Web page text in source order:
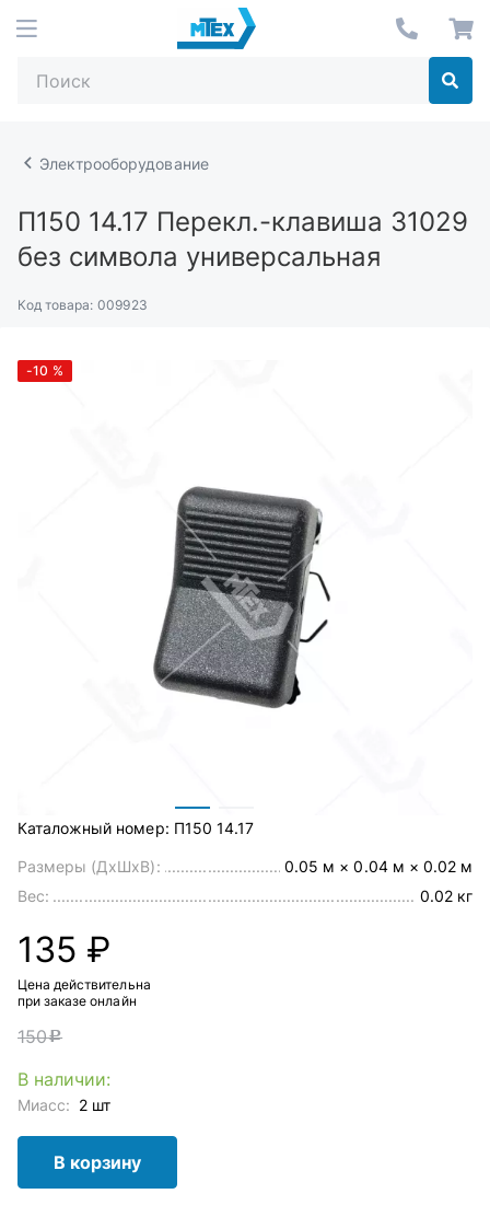
Электрооборудование
П150 14.17 Перекл.-клавиша 31029
без символа универсальная
Код товара: 009923
-10 %
Каталожный номер: П150 14.17
Размеры (ДхШхВ):
0.05 м × 0.04 м × 0.02 м
Вес:
0.02 кг
135 ₽
Цена действительна
при заказе онлайн
150c
В наличии:
Миасс: 2 шт
В корзину